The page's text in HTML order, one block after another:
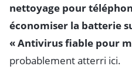
nettoyage pour
économiser la batterie
« Antivirus fiable pour
probablement atterri ici.